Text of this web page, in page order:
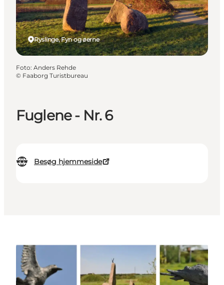
Fuglene - Nr. 6
Besøg hjemmeside
Ryslinge, Fyn og øerne
Foto: Anders Rehde
© Faaborg Turistbureau